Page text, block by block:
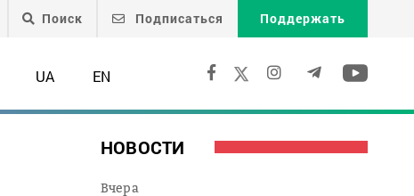
Поиск Подписаться Поддержать
UA EN
НОВОСТИ
Вчера